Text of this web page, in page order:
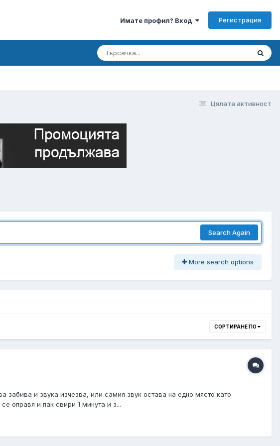
Имате профил? Вход Регистрация
Цялата активност
Search Again
More search options
СОРТИРАНЕ ПО
забива и звука изчезва, или самия звук остава на едно място като
оправя и пак свири 1 минута и з...